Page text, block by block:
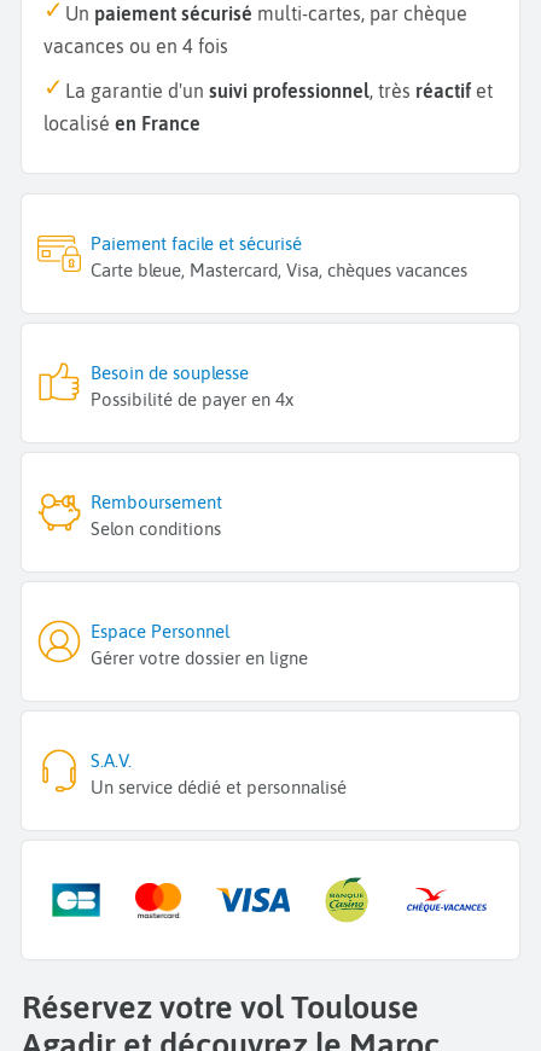
Un paiement sécurisé multi-cartes, par chèque
vacances ou en 4 fois
La garantie d'un suivi professionnel, très réactif et
localisé en France
Paiement facile et sécurisé
Carte bleue, Mastercard, Visa, chèques vacances
Besoin de souplesse
Possibilité de payer en 4x
Remboursement
Selon conditions
Espace Personnel
Gérer votre dossier en ligne
S.A.V.
Un service dédié et personnalisé
Réservez votre vol Toulouse